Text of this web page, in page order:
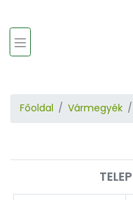
Főoldal Vármegyék